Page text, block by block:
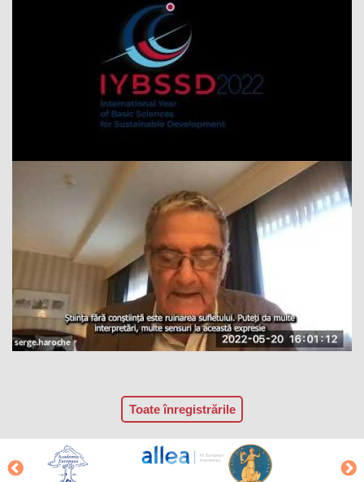
Toate înregistrările